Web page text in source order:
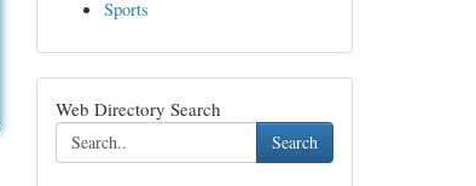
Sports
Web Directory Search
Search